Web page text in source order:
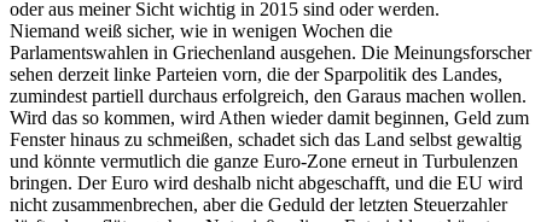
oder aus meiner Sicht wichtig in 2015 sind oder werden.
Niemand weiß sicher, wie in wenigen Wochen die
Parlamentswahlen in Griechenland ausgehen. Die Meinungsforscher
sehen derzeit linke Parteien vorn, die der Sparpolitik des Landes,
zumindest partiell durchaus erfolgreich, den Garaus machen wollen.
Wird das so kommen, wird Athen wieder damit beginnen, Geld zum
Fenster hinaus zu schmeißen, schadet sich das Land selbst gewaltig
und könnte vermutlich die ganze Euro-Zone erneut in Turbulenzen
bringen. Der Euro wird deshalb nicht abgeschafft, und die EU wird
nicht zusammenbrechen, aber die Geduld der letzten Steuerzahler